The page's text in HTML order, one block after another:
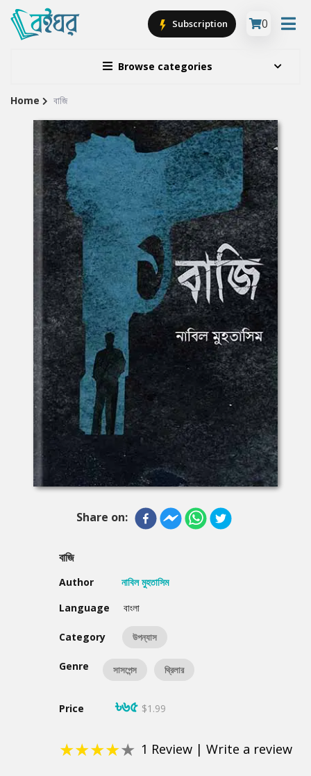
Browse categories
Subscription 0
Site
Breadcrumb
Home বাজি
Share on:
বাজি
Author
নাবিল মুহতাসিম
Language
বাংলা
Category উপন্যাস
Genre সাসপেন্স থ্রিলার
Price ৳৬৫ $1.99
★★★★★ 1 Review | Write a review